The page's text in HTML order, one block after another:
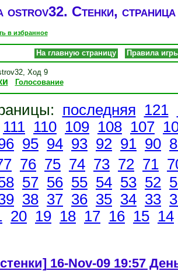
ostrov32. Стенки,
в избранное
На главную страницу Правила
Ход 9
Голосование
последняя 121
111 110 109 108 107
95 94 93 92 91 90
76 75 74 73 72 71
57 56 55 54 53 52
38 37 36 35 34 33
20 19 18 17 16 15 14
16-Nov-09 19:57